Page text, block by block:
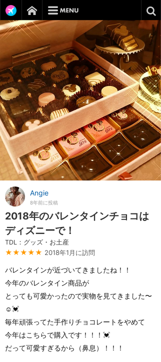
Angie
8年前に投稿
2018年のバレンタインチョコは
ディズニーで！
TDL：グッズ・お土産
★★★★★ 2018年1月に訪問
バレンタインが近づいてきましたね！！
今年のバレンタイン商品が
とっても可愛かったので実物を見てきました〜
☺️💓
毎年頑張ってた手作りチョコレートをやめて
今年はこちらで購入です！！！💓
だって可愛すぎるから（鼻息）！！！